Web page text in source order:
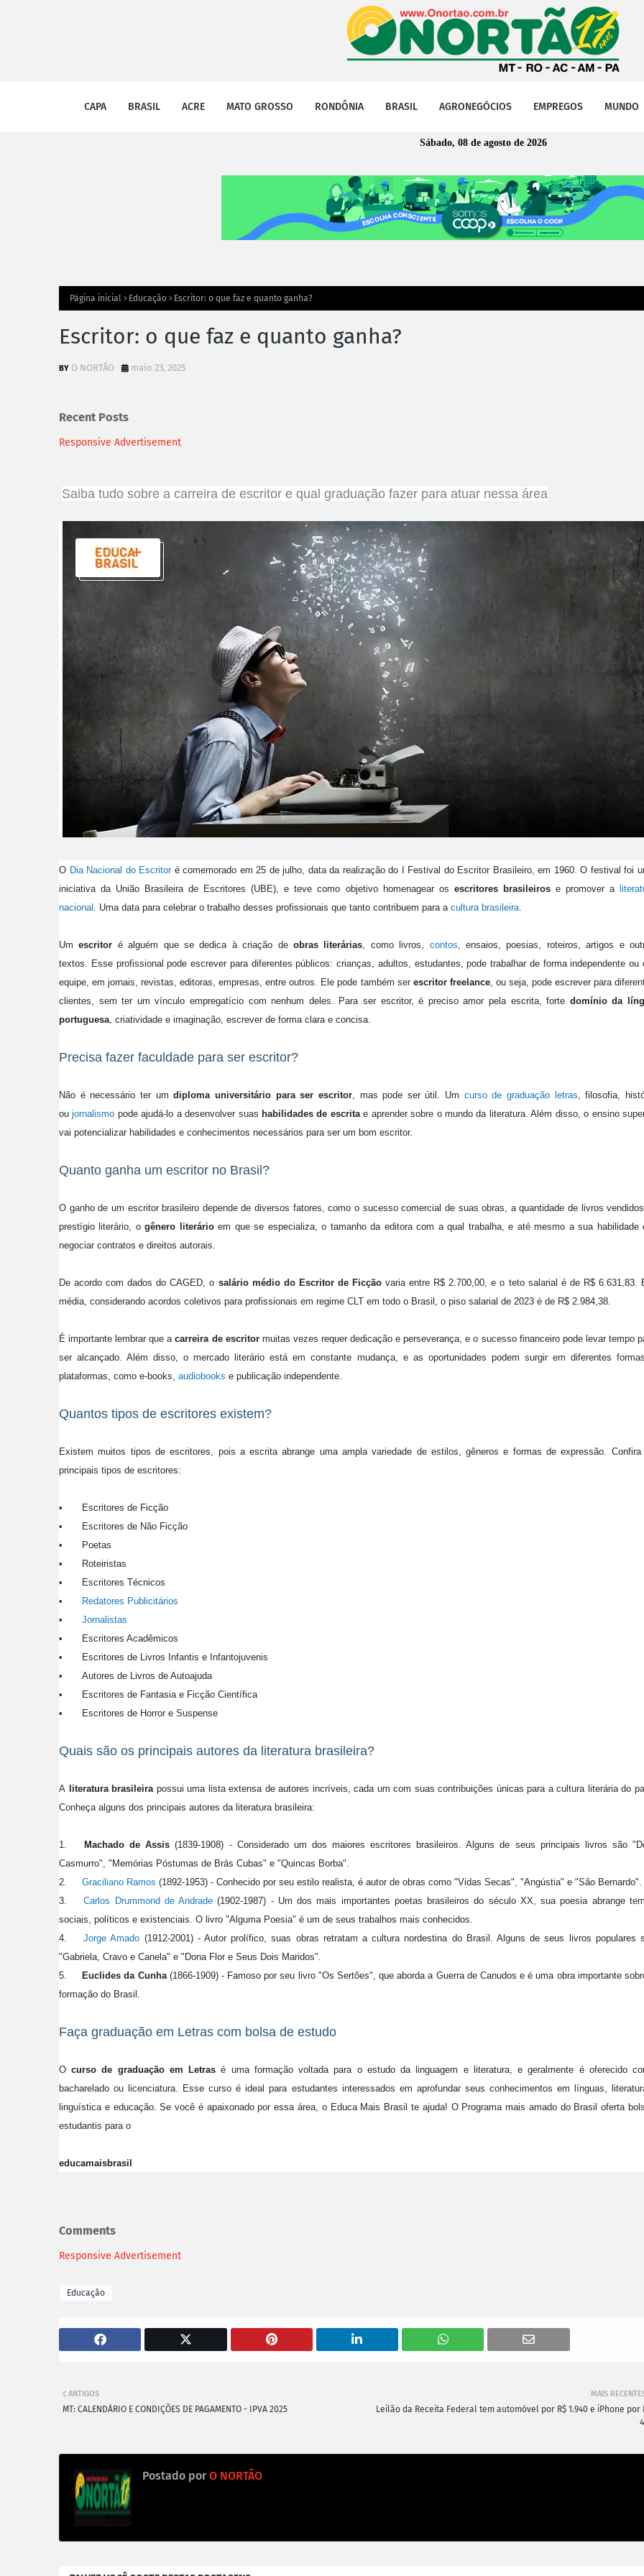
CAPA BRASIL ACRE MATO GROSSO RONDÔNIA BRASIL AGRONEGÓCIOS EMPREGOS MUNDO
Sábado, 08 de agosto de 2026
Página inicial Educação Escritor: o que faz e quanto ganha?
Escritor: o que faz e quanto ganha?
O NORTÃO maio 23, 2025
Recent Posts
Responsive Advertisement
Saiba tudo sobre a carreira de escritor e qual graduação fazer para atuar nessa área
O Dia Nacional do Escritoré comemorado em 25 de julho, data da realização do I Festival do Escritor Brasileiro, em 1960. O festival foi
iniciativa da União Brasileira de Escritores (UBE), e teve como objetivo homenagear os escritores brasileiros e promover a
nacional
. Uma data para celebrar o trabalho desses profissionais que tanto contribuem para a cultura brasileira
Umescritor é alguém que se dedica à criação deobras literárias , como livros, contos , ensaios, poesias, roteiros, artigos e
textos.
Esse profissional pode escrever para diferentes públicos: crianças, adultos, estudantes, pode trabalhar de forma independente ou
equipe, em jornais, revistas, editoras, empresas, entre outros. Ele pode também ser escritor freelance, ou seja, pode escrever para
clientes, sem ter um vínculo empregatício com nenhum deles. Para ser escritor, é preciso amor pela escrita, forte domínio da
portuguesa , criatividade e imaginação, escrever de forma clara e concisa.
Precisa fazer faculdade para ser escritor?
Não é necessário ter umdiploma universitário para ser escritor, mas pode ser útil. Um curso de graduação letras , filosofia,
oujornalismo pode ajudá-lo a desenvolver suas habilidades de escritae aprender sobre o mundo da literatura. Além disso, o ensino
vai potencializar habilidades e conhecimentos necessários para ser um bom escritor.
Quanto ganha um escritor no Brasil?
O ganho de um escritor brasileiro depende de diversos fatores, como o sucesso comercial de suas obras, a quantidade de livros
prestígio literário, ogênero literárioem que se especializa, o tamanho da editora com a qual trabalha, e até mesmo a sua habilidade
negociar contratos e direitos autorais.
De acordo com dados do CAGED, o salário médio do Escritor de Ficçãovaria entre R$ 2.700,00, e o teto salarial é de R$ 6.631,83.
média, considerando acordos coletivos para profissionais em regime CLT em todo o Brasil, o piso salarial de 2023 é de R$ 2.984,38.
É importante lembrar que acarreira de escritor muitas vezes requer dedicação e perseverança, e o sucesso financeiro pode levar tempo
ser alcançado. Além disso, o mercado literário está em constante mudança, e as oportunidades podem surgir em diferentes
plataformas, como e-books, audiobooks e publicação independente.
Quantos tipos de escritores existem?
Existem muitos tipos de escritores, pois a escrita abrange uma ampla variedade de estilos, gêneros e formas de expressão. Confira
principais tipos de escritores:
•
Escritores de Ficção
•
Escritores de Não Ficção
•
Poetas
•
Roteiristas
•
Escritores Técnicos
•
Redatores Publicitários
•
Jornalistas
•
Escritores Acadêmicos
•
Escritores de Livros Infantis e Infantojuvenis
•
Autores de Livros de Autoajuda
•
Escritores de Fantasia e Ficção Científica
•
Escritores de Horror e Suspense
Quais são os principais autores da literatura brasileira?
A literatura brasileira possui uma lista extensa de autores incríveis, cada um com suas contribuições únicas para a cultura literária do
Conheça alguns dos principais autores da literatura brasileira:
1. Machado de Assis (1839-1908) - Considerado um dos maiores escritores brasileiros. Alguns de seus principais livros são
Casmurro", "Memórias Póstumas de Brás Cubas" e "Quincas Borba".
2.
Graciliano Ramos (1892-1953) - Conhecido por seu estilo realista, é autor de obras como "Vidas Secas", "Angústia" e "São Bernardo".
3.
Carlos Drummond de Andrade (1902-1987) - Um dos mais importantes poetas brasileiros do século XX, sua poesia abrange
sociais, políticos e existenciais. O livro "Alguma Poesia" é um de seus trabalhos mais conhecidos.
4.
Jorge Amado (1912-2001) - Autor prolífico, suas obras retratam a cultura nordestina do Brasil. Alguns de seus livros populares
"Gabriela, Cravo e Canela" e "Dona Flor e Seus Dois Maridos".
5.
Euclides da Cunha (1866-1909) - Famoso por seu livro "Os Sertões", que aborda a Guerra de Canudos e é uma obra importante
formação do Brasil.
Faça graduação em Letras com bolsa de estudo
Ocurso de graduação em Letrasé uma formação voltada para o estudo da linguagem e literatura, e geralmente é oferecido
bacharelado ou licenciatura. Esse curso é ideal para estudantes interessados em aprofundar seus conhecimentos em línguas,
linguística e educação. Se você é apaixonado por essa área, o Educa Mais Brasil te ajuda! O Programa mais amado do Brasil oferta
estudantis para o
educamaisbrasil
Comments
Responsive Advertisement
Educação
MAIS
Leilão da Receita Federal tem automóvel por R$ 1.940 e iPhone por
ANTIGOS
MT: CALENDÁRIO E CONDIÇÕES DE PAGAMENTO - IPVA 2025
Postado por O NORTÃO